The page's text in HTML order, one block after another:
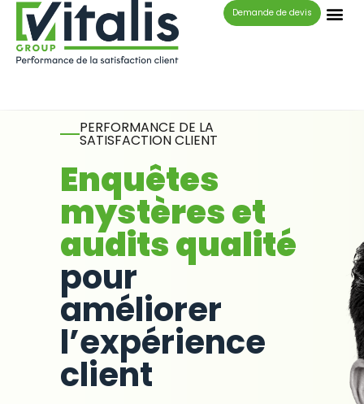
Panneau de gestion des cookies Demande de devis
PERFORMANCE DE LA
SATISFACTION CLIENT
Enquêtes
mystères et
audits qualité
pour
améliorer
l’expérience
client